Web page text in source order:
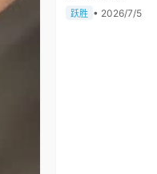
跃胜 • 2026/7/5